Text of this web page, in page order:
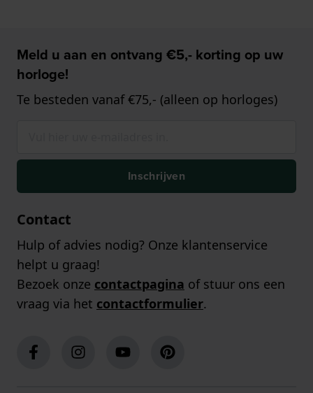
Meld u aan en ontvang €5,- korting op uw
horloge!
Te besteden vanaf €75,- (alleen op horloges)
Inschrijven
Contact
Hulp of advies nodig? Onze klantenservice
helpt u graag!
Bezoek onze contactpagina of stuur ons een
vraag via het contactformulier.